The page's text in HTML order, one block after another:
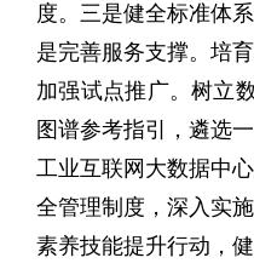
度。三是健全标准体
是完善服务支撑。培
加强试点推广。树立
图谱参考指引，遴选
工业互联网大数据中
全管理制度，深入实
素养技能提升行动，